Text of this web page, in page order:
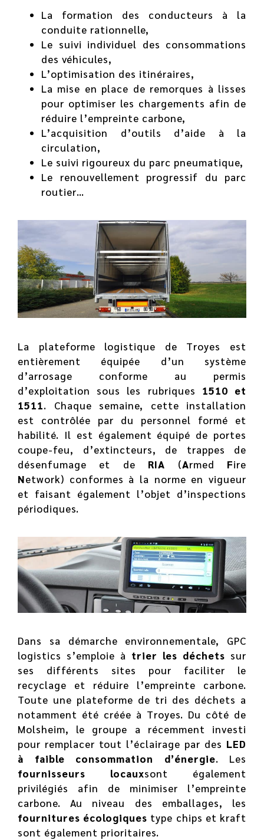
La formation des conducteurs à la
conduite rationnelle,
Le suivi individuel des consommations
des véhicules,
L’optimisation des itinéraires,
La mise en place de remorques à lisses
pour optimiser les chargements afin de
réduire l’empreinte carbone,
L’acquisition d’outils d’aide à la
circulation,
Le suivi rigoureux du parc pneumatique,
Le renouvellement progressif du parc
routier…
La plateforme logistique de Troyes est
entièrement équipée d’un système
d’arrosage conforme au permis
d’exploitation sous les rubriques 1510 et
1511. Chaque semaine, cette installation
est contrôlée par du personnel formé et
habilité. Il est également équipé de portes
coupe-feu, d’extincteurs, de trappes de
désenfumage et de RIA (Armed Fire
Network) conformes à la norme en vigueur
et faisant également l’objet d’inspections
périodiques.
Dans sa démarche environnementale, GPC
logistics s’emploie à trier les déchets sur
ses différents sites pour faciliter le
recyclage et réduire l’empreinte carbone.
Toute une plateforme de tri des déchets a
notamment été créée à Troyes. Du côté de
Molsheim, le groupe a récemment investi
pour remplacer tout l’éclairage par des LED
à faible consommation d’énergie. Les
fournisseurs locauxsont également
privilégiés afin de minimiser l’empreinte
carbone. Au niveau des emballages, les
fournitures écologiques type chips et kraft
sont également prioritaires.